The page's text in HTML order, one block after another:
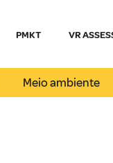
PMKT VR
Meio ambiente